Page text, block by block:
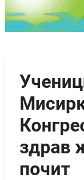
здрав
почит